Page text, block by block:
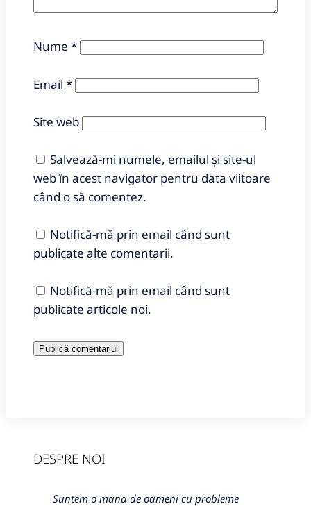
Nume *
Email *
Site web
Salvează-mi numele, emailul și site-ul
web în acest navigator pentru data viitoare
când o să comentez.
Notifică-mă prin email când sunt
publicate alte comentarii.
Notifică-mă prin email când sunt
publicate articole noi.
DESPRE NOI
Suntem o mana de oameni cu probleme